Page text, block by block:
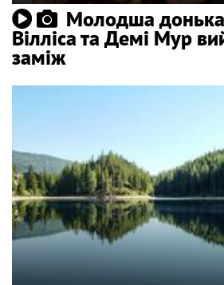
Молодша
Вілліса та Демі Мур
заміж